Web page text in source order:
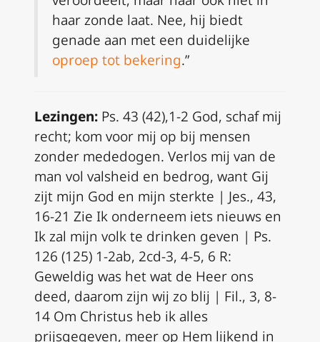
haar zonde laat. Nee, hij biedt
genade aan met een duidelijke
oproep tot bekering.”
Lezingen: Ps. 43 (42),1-2 God, schaf mij
recht; kom voor mij op bij mensen
zonder mededogen. Verlos mij van de
man vol valsheid en bedrog, want Gij
zijt mijn God en mijn sterkte | Jes., 43,
16-21 Zie Ik onderneem iets nieuws en
Ik zal mijn volk te drinken geven | Ps.
126 (125) 1-2ab, 2cd-3, 4-5, 6 R:
Geweldig was het wat de Heer ons
deed, daarom zijn wij zo blij | Fil., 3, 8-
14 Om Christus heb ik alles
prijsgegeven, meer op Hem lijkend in